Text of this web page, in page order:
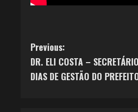
Previous:
DR. ELI COSTA –
DIAS DE GESTÃO DO